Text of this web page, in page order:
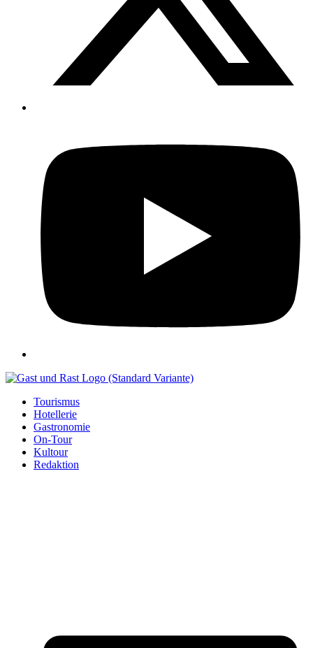
Tourismus
Hotellerie
Gastronomie
On-Tour
Kultour
Redaktion